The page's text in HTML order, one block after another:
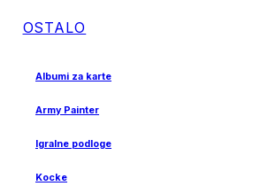
OSTALO
Albumi za karte
Army Painter
Igralne podloge
Kocke